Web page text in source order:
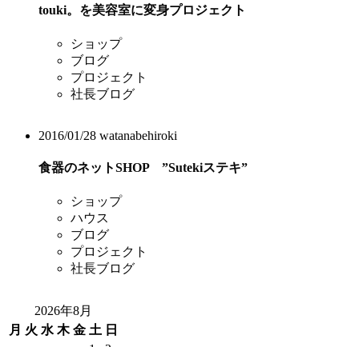
2026年8月
月 火 水 木 金 土 日
touki。を美容室に変身プロジェクト
ショップ
ブログ
プロジェクト
社長ブログ
2016/01/28 watanabehiroki
食器のネットSHOP ”Sutekiステキ”
ショップ
ハウス
ブログ
プロジェクト
社長ブログ